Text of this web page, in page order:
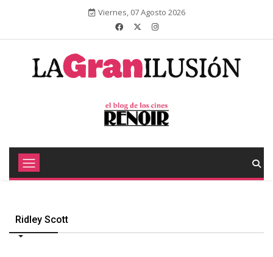
Viernes, 07 Agosto 2026
Ridley Scott